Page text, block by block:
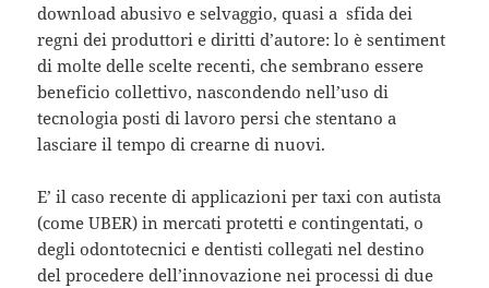
download abusivo e selvaggio, quasi a sfida dei
regni dei produttori e diritti d’autore: lo è sentiment
di molte delle scelte recenti, che sembrano essere
beneficio collettivo, nascondendo nell’uso di
tecnologia posti di lavoro persi che stentano a
lasciare il tempo di crearne di nuovi.
E’ il caso recente di applicazioni per taxi con autista
(come UBER) in mercati protetti e contingentati, o
degli odontotecnici e dentisti collegati nel destino
del procedere dell’innovazione nei processi di due